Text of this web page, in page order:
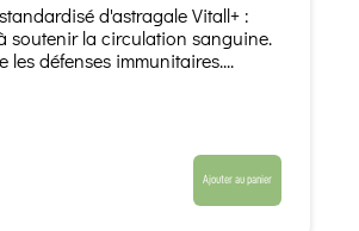
d'astragale Vitall+ :
soutenir la circulation sanguine.
les défenses immunitaires....
Ajouter au panier